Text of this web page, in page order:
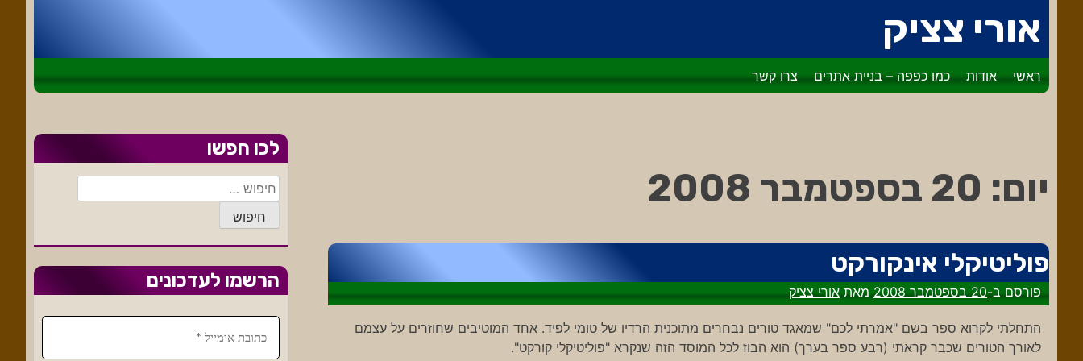
לתוכן
אורי צציק
ראשי אודות כמו כפפה – בניית אתרים צרו קשר
יום: 20 בספטמבר 2008
פוליטיקלי אינקורקט
פורסם ב-20 בספטמבר 2008 מאתאורי צציק
התחלתי לקרוא ספר בשם "אמרתי לכם" שמאגד טורים נבחרים מתוכנית הרדיו של טומי לפיד. אחד המוטיבים שחוזרים על עצמם
לאורך הטורים שכבר קראתי (רבע ספר בערך) הוא הבוז לכל המוסד הזה שנקרא "פוליטיקלי קורקט".
לכו חפשו
חיפוש:
הרשמו לעדכונים